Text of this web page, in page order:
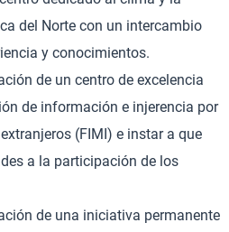
del Norte con un intercambio
y conocimientos.
de un centro de excelencia
de información e injerencia por
(FIMI) e instar a que
a la participación de los
de una iniciativa permanente